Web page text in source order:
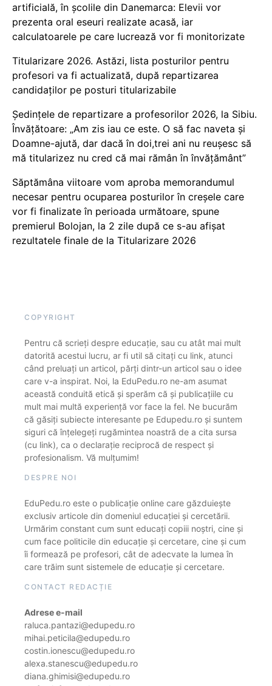
artificială, în școlile din Danemarca: Elevii vor
prezenta oral eseuri realizate acasă, iar
calculatoarele pe care lucrează vor fi monitorizate
Titularizare 2026. Astăzi, lista posturilor pentru
profesori va fi actualizată, după repartizarea
candidaților pe posturi titularizabile
Ședințele de repartizare a profesorilor 2026, la Sibiu.
Învățătoare: „Am zis iau ce este. O să fac naveta și
Doamne-ajută, dar dacă în doi,trei ani nu reușesc să
mă titularizez nu cred că mai rămân în învățământ”
Săptămâna viitoare vom aproba memorandumul
necesar pentru ocuparea posturilor în creșele care
vor fi finalizate în perioada următoare, spune
premierul Bolojan, la 2 zile după ce s-au afișat
rezultatele finale de la Titularizare 2026
COPYRIGHT
Pentru că scrieți despre educație, sau cu atât mai mult
datorită acestui lucru, ar fi util să citați cu link, atunci
când preluați un articol, părți dintr-un articol sau o idee
care v-a inspirat. Noi, la EduPedu.ro ne-am asumat
această conduită etică și sperăm că și publicațiile cu
mult mai multă experiență vor face la fel. Ne bucurăm
că găsiți subiecte interesante pe Edupedu.ro și suntem
siguri că înțelegeți rugămintea noastră de a cita sursa
(cu link), ca o declarație reciprocă de respect și
profesionalism. Vă mulțumim!
DESPRE NOI
EduPedu.ro este o publicație online care găzduiește
exclusiv articole din domeniul educației și cercetării.
Urmărim constant cum sunt educați copiii noștri, cine și
cum face politicile din educație și cercetare, cine și cum
îi formează pe profesori, cât de adecvate la lumea în
care trăim sunt sistemele de educație și cercetare.
CONTACT REDACȚIE
Adrese e-mail
raluca.pantazi@edupedu.ro
mihai.peticila@edupedu.ro
costin.ionescu@edupedu.ro
alexa.stanescu@edupedu.ro
diana.ghimisi@edupedu.ro